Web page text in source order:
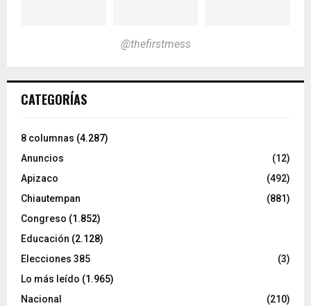
@thefirstmess
CATEGORÍAS
8 columnas (4.287)
Anuncios
(12)
Apizaco
(492)
Chiautempan
(881)
Congreso (1.852)
Educación (2.128)
Elecciones 385
(3)
Lo más leído (1.965)
Nacional
(210)